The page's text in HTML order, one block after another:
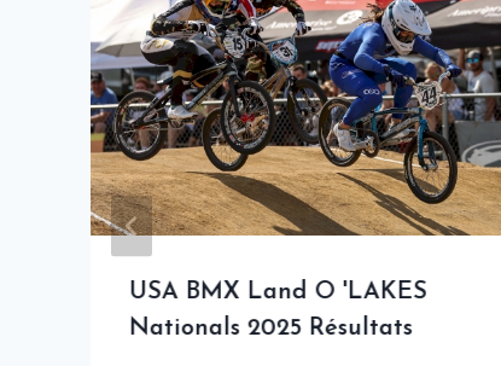
USA BMX Land O 'LAKES
Nationals 2025 Résultats